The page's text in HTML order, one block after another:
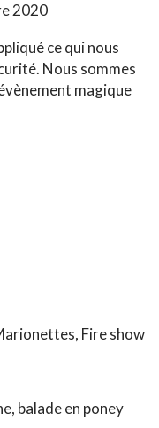
2020
ce qui nous
Nous sommes
magique
Fire show
balade en poney